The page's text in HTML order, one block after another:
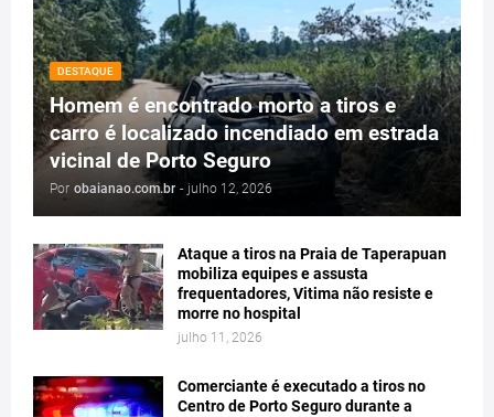
DESTAQUE
Homem é encontrado morto a tiros e
carro é localizado incendiado em estrada
vicinal de Porto Seguro
Por obaianao.com.br - julho 12, 2026
Ataque a tiros na Praia de Taperapuan
mobiliza equipes e assusta
frequentadores, Vitima não resiste e
morre no hospital
julho 11, 2026
Comerciante é executado a tiros no
Centro de Porto Seguro durante a